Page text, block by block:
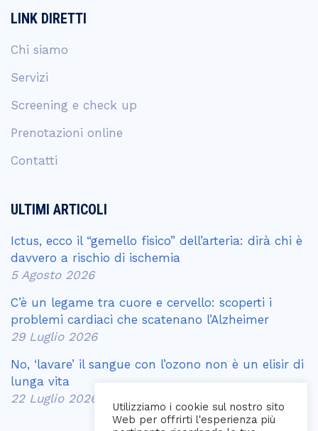
LINK DIRETTI
Chi siamo
Servizi
Screening e check up
Prenotazioni online
Contatti
ULTIMI ARTICOLI
Ictus, ecco il “gemello fisico” dell’arteria: dirà chi è
davvero a rischio di ischemia
5 Agosto 2026
C’è un legame tra cuore e cervello: scoperti i
problemi cardiaci che scatenano l’Alzheimer
29 Luglio 2026
No, ‘lavare’ il sangue con l’ozono non è un elisir di
lunga vita
22 Luglio 2026
Utilizziamo i cookie sul nostro sito
Web per offrirti l'esperienza più